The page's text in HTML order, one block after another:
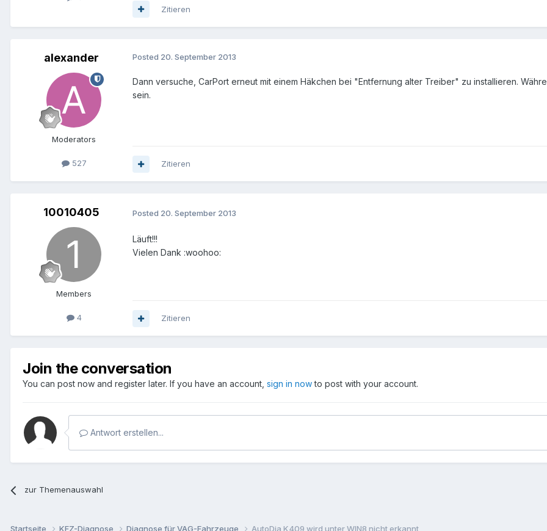
Zitieren
alexander
Moderators
527
Posted 20. September 2013
Dann versuche, CarPort erneut mit einem Häkchen bei "Entfernung alter Treiber" zu installieren.
sein.
Zitieren
10010405
Members
4
Posted 20. September 2013
Läuft!!!
Vielen Dank :woohoo:
Zitieren
Join the conversation
You can post now and register later. If you have an account, sign in nowto post with your account.
Antwort erstellen...
zur Themenauswahl
Startseite KFZ-Diagnose Diagnose für VAG-Fahrzeuge AutoDia K409 wird unter WIN8 nicht erkannt